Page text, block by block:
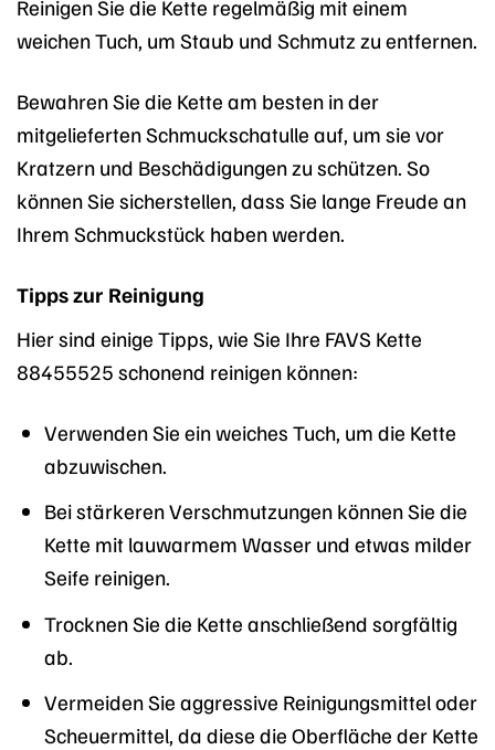
Reinigen Sie die Kette regelmäßig mit einem
weichen Tuch, um Staub und Schmutz zu entfernen.
Bewahren Sie die Kette am besten in der
mitgelieferten Schmuckschatulle auf, um sie vor
Kratzern und Beschädigungen zu schützen. So
können Sie sicherstellen, dass Sie lange Freude an
Ihrem Schmuckstück haben werden.
Tipps zur Reinigung
Hier sind einige Tipps, wie Sie Ihre FAVS Kette
88455525 schonend reinigen können:
Verwenden Sie ein weiches Tuch, um die Kette
abzuwischen.
Bei stärkeren Verschmutzungen können Sie die
Kette mit lauwarmem Wasser und etwas milder
Seife reinigen.
Trocknen Sie die Kette anschließend sorgfältig
ab.
Vermeiden Sie aggressive Reinigungsmittel oder
Scheuermittel, da diese die Oberfläche der Kette